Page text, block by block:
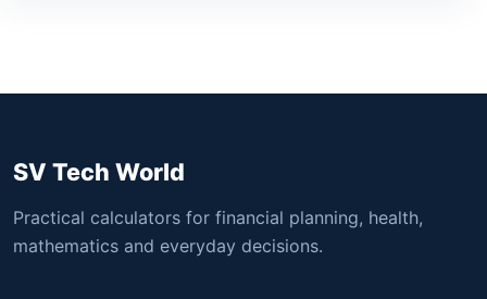
SV Tech World
Practical calculators for financial planning, health,
mathematics and everyday decisions.